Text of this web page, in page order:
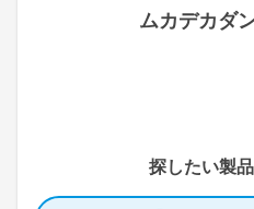
ムカデカダ
探したい製